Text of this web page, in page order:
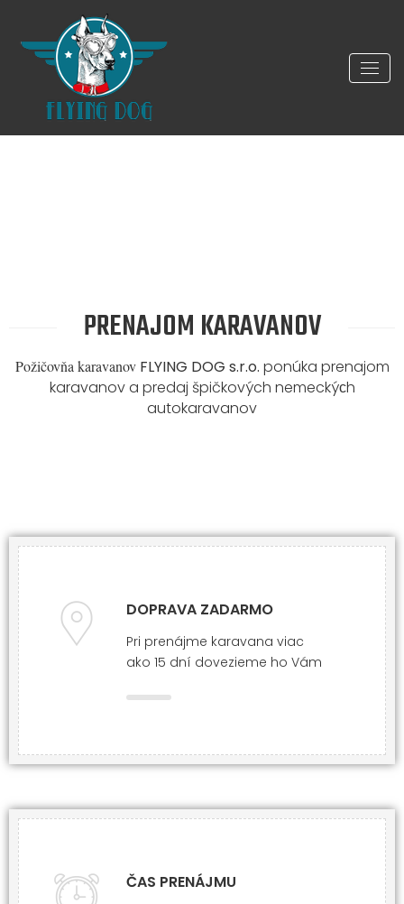
PRENAJOM KARAVANOV
Požičovňa karavanov FLYING DOG s.r.o. ponúka prenajom
karavanov a predaj špičkových nemeckýсh
autokaravanov
DOPRAVA ZADARMO
Pri prenájme karavana viac
ako 15 dní dovezieme ho Vám
ČAS PRENÁJMU